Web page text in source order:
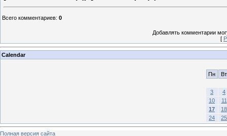
Всего комментариев: 0
Добавлять комментарии
[
Calendar
Пн Вт
3
4
10
11
17
18
24
25
Полная версия сайта